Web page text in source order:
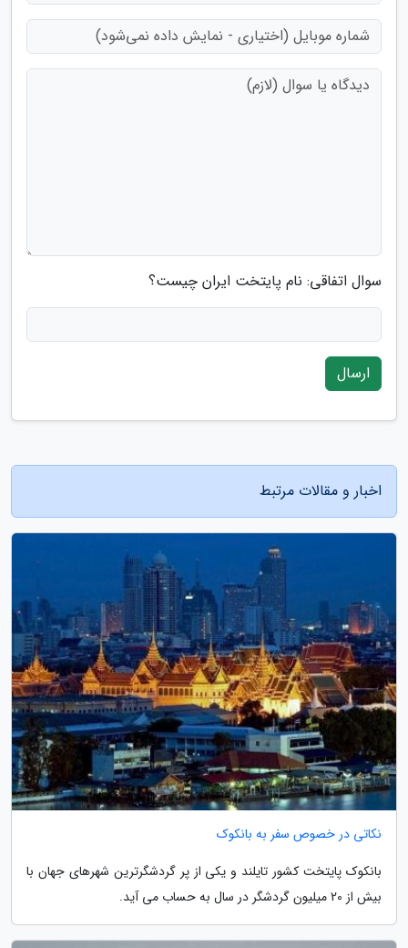
سوال اتفاقی: نام پایتخت ایران چیست؟
ارسال
اخبار و مقالات مرتبط
نکاتی در خصوص سفر به بانکوک
بانکوک پایتخت کشور تایلند و یکی از پر گردشگرترین شهرهای جهان با
بیش از 20 میلیون گردشگر در سال به حساب می آید.